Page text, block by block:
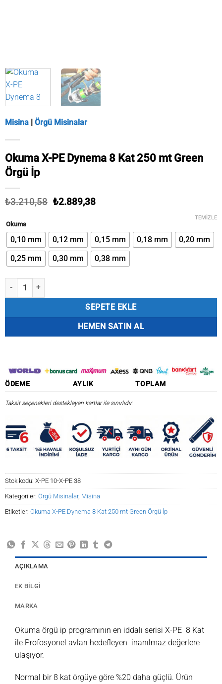
Misina | Örgü Misinalar
Okuma X-PE Dynema 8 Kat 250 mt Green
Örgü İp
₺3.210,58 Orijinal
₺2.889,38Şu
₺2.889,38.
Okuma
0,10 mm 0,12 mm 0,15 mm 0,18 mm
0,20 mm
0,25 mm
0,30 mm 0,38 mm
TEMIZLE
Okuma X-PE Dynema 8 Kat 250 mt Green Örgü İp adet
SEPETE EKLE
HEMEN SATIN AL
ÖDEME AYLIK TOPLAM
Taksit seçenekleri destekleyen kartlar ile sınırlıdır.
Stok kodu: X-PE 10-X-PE 38
Kategoriler: Örgü Misinalar, Misina
Etiketler: Okuma X-PE Dynema 8 Kat 250 mt Green Örgü İp
AÇIKLAMA
EK BILGI
MARKA
Okuma örgü ip programının en iddalı serisi X-PE 8 Kat
ile Profosyonel avları hedefleyen inanılmaz değerlere
ulaşıyor.
Normal bir 8 kat örgüye göre %20 daha güçlü. Ürün